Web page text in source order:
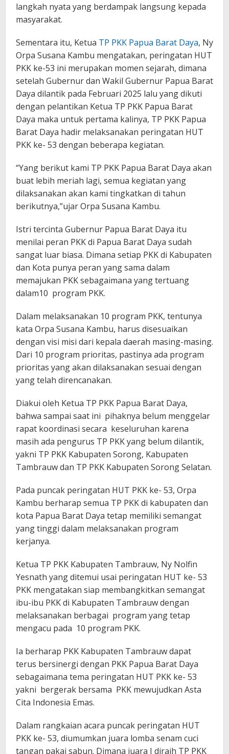
langkah nyata yang berdampak langsung kepada
masyarakat.
Sementara itu, Ketua TP PKK Papua Barat Daya, Ny
Orpa Susana Kambu mengatakan, peringatan HUT
PKK ke-53 ini merupakan momen sejarah, dimana
setelah Gubernur dan Wakil Gubernur Papua Barat
Daya dilantik pada Februari 2025 lalu yang dikuti
dengan pelantikan Ketua TP PKK Papua Barat
Daya maka untuk pertama kalinya, TP PKK Papua
Barat Daya hadir melaksanakan peringatan HUT
PKK ke- 53 dengan beberapa kegiatan.
“Yang berikut kami TP PKK Papua Barat Daya akan
buat lebih meriah lagi, semua kegiatan yang
dilaksanakan akan kami tingkatkan di tahun
berikutnya,”ujar Orpa Susana Kambu.
Istri tercinta Gubernur Papua Barat Daya itu
menilai peran PKK di Papua Barat Daya sudah
sangat luar biasa. Dimana setiap PKK di Kabupaten
dan Kota punya peran yang sama dalam
memajukan PKK sebagaimana yang tertuang
dalam10 program PKK.
Dalam melaksanakan 10 program PKK, tentunya
kata Orpa Susana Kambu, harus disesuaikan
dengan visi misi dari kepala daerah masing-masing.
Dari 10 program prioritas, pastinya ada program
prioritas yang akan dilaksanakan sesuai dengan
yang telah direncanakan.
Diakui oleh Ketua TP PKK Papua Barat Daya,
bahwa sampai saat ini pihaknya belum menggelar
rapat koordinasi secara keseluruhan karena
masih ada pengurus TP PKK yang belum dilantik,
yakni TP PKK Kabupaten Sorong, Kabupaten
Tambrauw dan TP PKK Kabupaten Sorong Selatan.
Pada puncak peringatan HUT PKK ke- 53, Orpa
Kambu berharap semua TP PKK di kabupaten dan
kota Papua Barat Daya tetap memiliki semangat
yang tinggi dalam melaksanakan program
kerjanya.
Ketua TP PKK Kabupaten Tambrauw, Ny Nolfin
Yesnath yang ditemui usai peringatan HUT ke- 53
PKK mengatakan siap membangkitkan semangat
ibu-ibu PKK di Kabupaten Tambrauw dengan
melaksanakan berbagai program yang tetap
mengacu pada 10 program PKK.
Ia berharap PKK Kabupaten Tambrauw dapat
terus bersinergi dengan PKK Papua Barat Daya
sebagaimana tema peringatan HUT PKK ke- 53
yakni bergerak bersama PKK mewujudkan Asta
Cita Indonesia Emas.
Dalam rangkaian acara puncak peringatan HUT
PKK ke- 53, diumumkan juara lomba senam cuci
tangan pakai sabun. Dimana juara I diraih TP PKK